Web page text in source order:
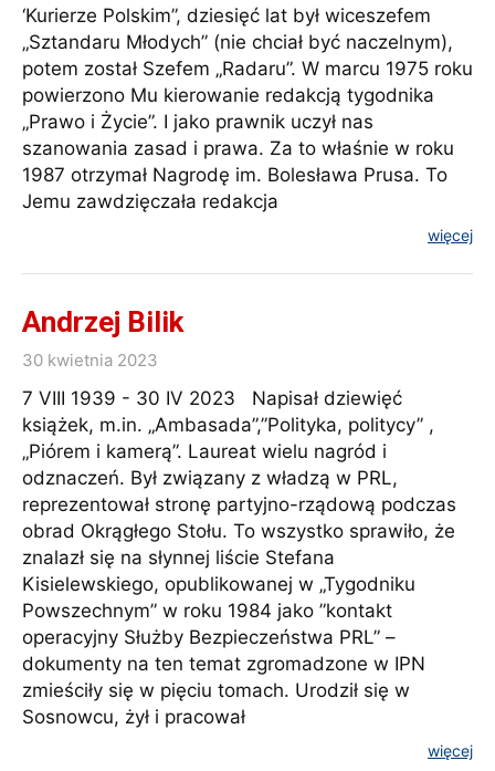
‘Kurierze Polskim”, dziesięć lat był wiceszefem
„Sztandaru Młodych” (nie chciał być naczelnym),
potem został Szefem „Radaru”. W marcu 1975 roku
powierzono Mu kierowanie redakcją tygodnika
„Prawo i Życie”. I jako prawnik uczył nas
szanowania zasad i prawa. Za to właśnie w roku
1987 otrzymał Nagrodę im. Bolesława Prusa. To
Jemu zawdzięczała redakcja
więcej
Andrzej Bilik
30 kwietnia 2023
7 VIII 1939 - 30 IV 2023 Napisał dziewięć
książek, m.in. „Ambasada”,”Polityka, politycy” ,
„Piórem i kamerą”. Laureat wielu nagród i
odznaczeń. Był związany z władzą w PRL,
reprezentował stronę partyjno-rządową podczas
obrad Okrągłego Stołu. To wszystko sprawiło, że
znalazł się na słynnej liście Stefana
Kisielewskiego, opublikowanej w „Tygodniku
Powszechnym” w roku 1984 jako ”kontakt
operacyjny Służby Bezpieczeństwa PRL” –
dokumenty na ten temat zgromadzone w IPN
zmieściły się w pięciu tomach. Urodził się w
Sosnowcu, żył i pracował
więcej